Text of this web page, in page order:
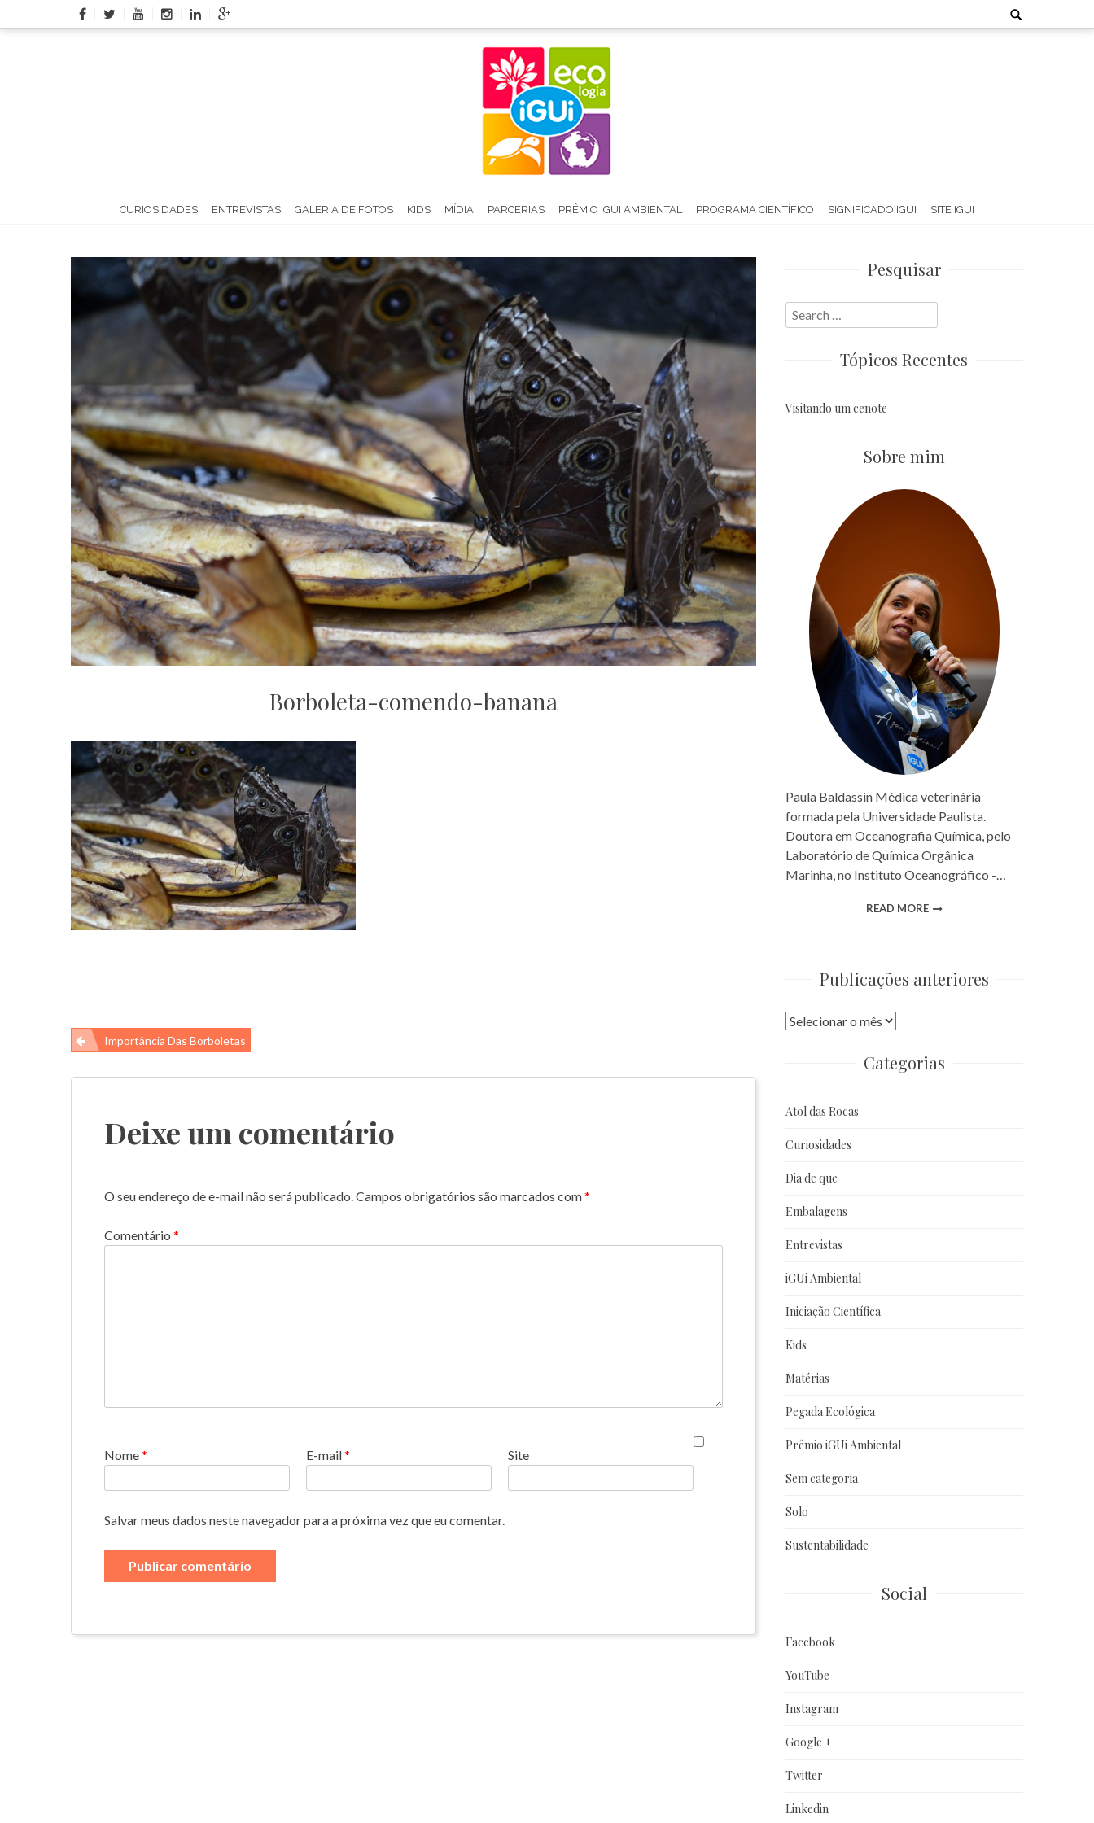
to
Search
for:
CURIOSIDADES ENTREVISTAS GALERIA DE FOTOS KIDS MÍDIA PARCERIAS PRÊMIO IGUI AMBIENTAL PROGRAMA CIENTÍFICO SIGNIFICADO IGUI SITE IGUI
Borboleta-comendo-banana
Navegação
de
Importância Das Borboletas
Deixe um comentário
O seu endereço de e-mail não será publicado.Campos obrigatórios são marcados com*
Comentário *
Nome* E-mail* Site
Salvar meus dados neste navegador para a próxima vez que eu comentar.
Pesquisar
Search
for:
Tópicos Recentes
Visitando um cenote
Sobre mim
Paula Baldassin Médica veterinária
formada pela Universidade Paulista.
Doutora em Oceanografia Química, pelo
Laboratório de Química Orgânica
Marinha, no Instituto Oceanográfico -…
READ MORE
Publicações anteriores
Publicações
Categorias
Atol das Rocas
Curiosidades
Dia de que
Embalagens
Entrevistas
iGUi Ambiental
Iniciação Científica
Kids
Matérias
Pegada Ecológica
Prêmio iGUi Ambiental
Sem categoria
Solo
Sustentabilidade
Social
Facebook
YouTube
Instagram
Google +
Twitter
Linkedin